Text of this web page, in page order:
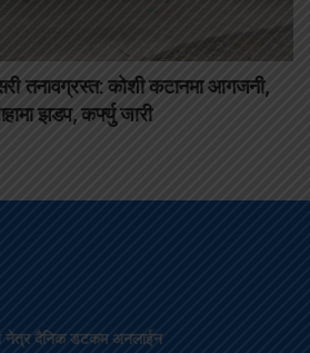
तनावग्रस्त: कोशी कटानमा आगजनी,
झडप, कर्फ्यु जारी
नेत्र दैनिक डटकम अनलाईन